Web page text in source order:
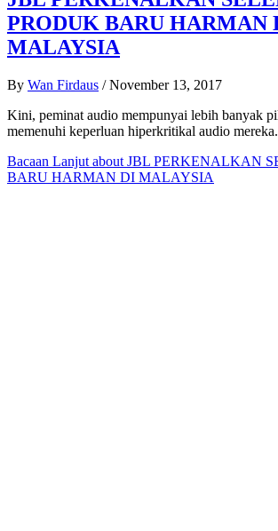
PRODUK BARU HARMAN
MALAYSIA
By Wan Firdaus / November 13, 2017
Kini, peminat audio mempunyai lebih banyak
memenuhi keperluan hiperkritikal audio mereka.
Bacaan Lanjut about JBL PERKENALKAN
BARU HARMAN DI MALAYSIA